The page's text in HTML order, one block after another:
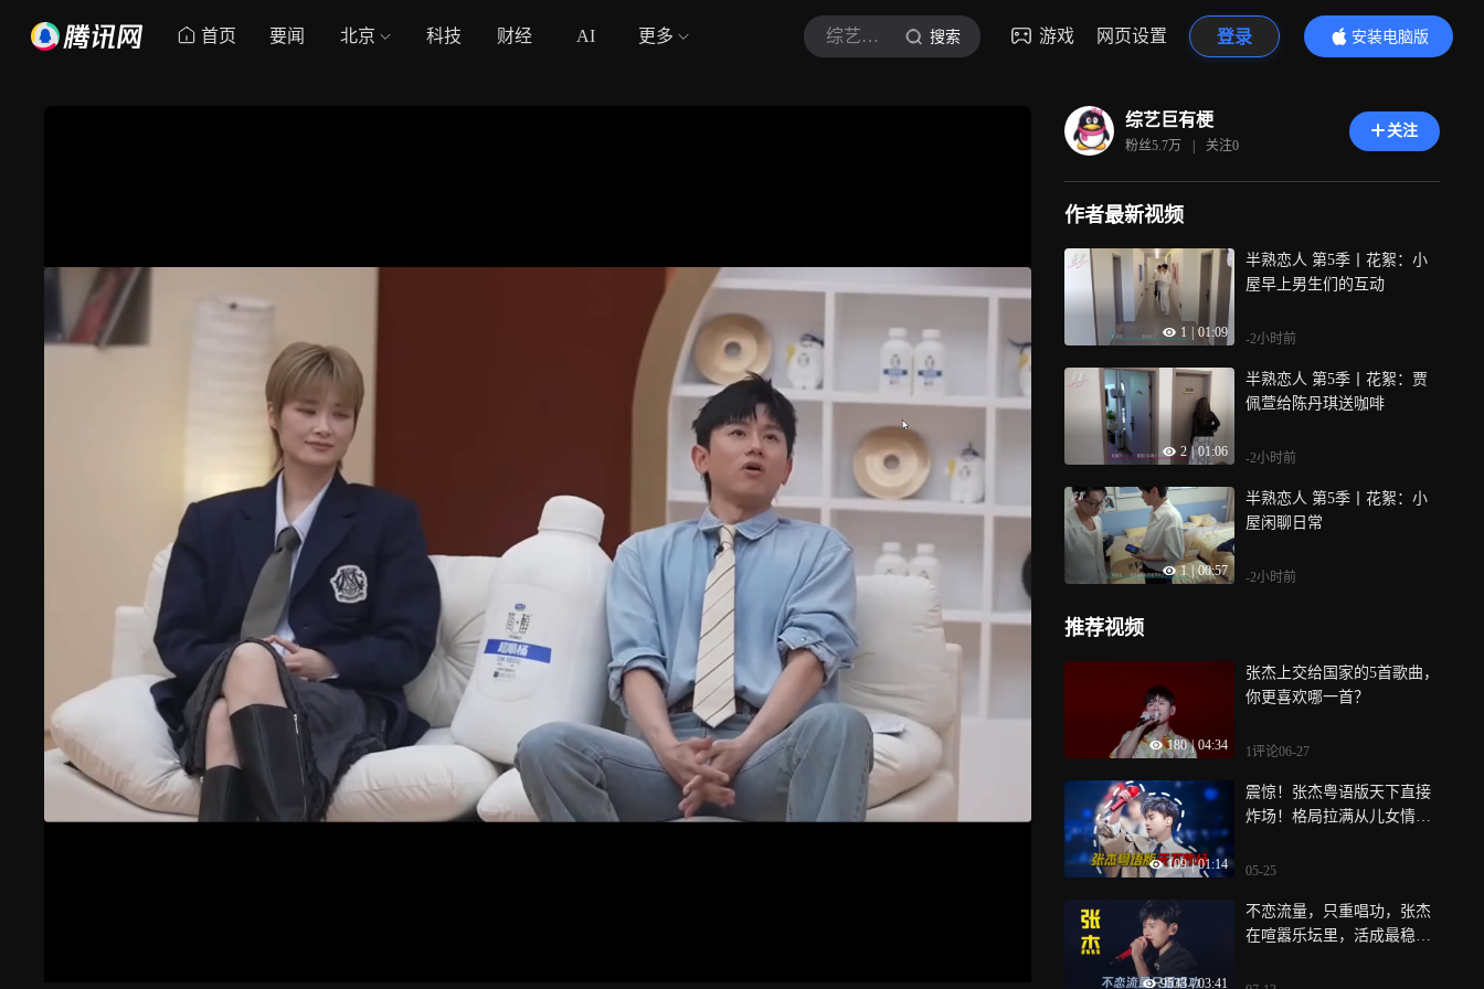
首页 要闻 北京 科技 财经 AI 更多 综艺巨有梗 搜索 游戏 网页设置 登录
安装电脑版
内容更精彩
综艺巨有梗
粉丝5.7万 | 关注0
关注
作者最新视频
1 01:09
半熟恋人 第5季丨花絮：小
屋早上男生们的互动
-2小时前
2 | 01:06
半熟恋人 第5季丨花絮：贾
佩萱给陈丹琪送咖啡
-2小时前
1 00:57
半熟恋人 第5季丨花絮：小
屋闲聊日常
-2小时前
推荐视频
180 | 04:34
张杰上交给国家的5首歌曲，
你更喜欢哪一首？
1评论06-27
109 | 01:14
震惊！张杰粤语版天下直接
炸场！格局拉满从儿女情长
05-25
9533 | 03:41
不恋流量，只重唱功，张杰
在喧嚣乐坛里，活成最稳的